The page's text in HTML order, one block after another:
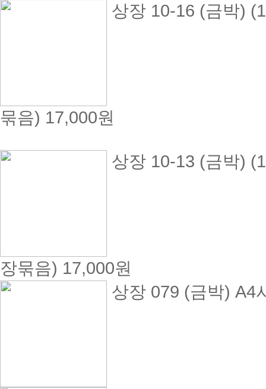
상장 10-16 (금박)
묶음) 17,000원
상장 10-13 (금박)
장묶음) 17,000원
상장 079 (금박) A4